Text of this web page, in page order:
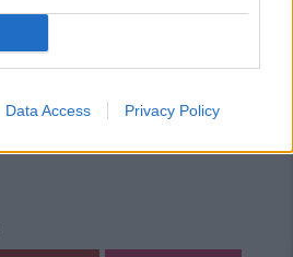
Data Access Privacy Policy